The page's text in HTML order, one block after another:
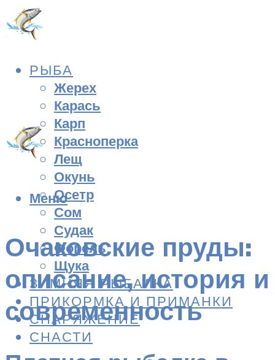
РЫБА
Жерех
Карась
Карп
Красноперка
Лещ
Окунь
Осетр
Сом
Судак
Форель
Щука
ЗИМНЯЯ РЫБАЛКА
ПРИКОРМКА И ПРИМАНКИ
СНАРЯЖЕНИЕ
СНАСТИ
Меню
Очаковские пруды:
описание, история и
современность